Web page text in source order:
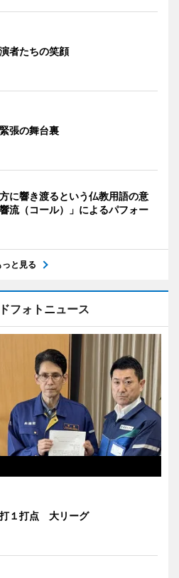
者たちの笑顔
張の舞台裏
に響き渡るという仏教用語の意
流（コール）」によるパフォー
っと見る
フォトニュース
１打点 大リーグ